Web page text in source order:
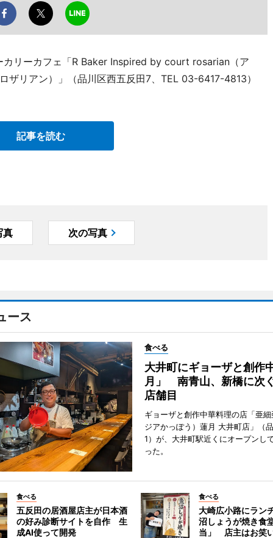
カリーカフェ「R Baker Inspired by court rosarian（ア
ザリアン）」（品川区西五反田7、TEL 03-6417-4813）
記事を読む
真 次の写真
ース
食べる
大井町にギョーザと創作
月」 南青山、新橋に次
店舗目
ギョーザと創作中華料理の店「亜
ジアかっぽう）蓮月 大井町店」（
1）が、大井町駅近くにオープンし
った。
食べる
五反田の居酒屋店主が日本酒
の好み診断サイトを自作 生
成AI使って開発
食べる
大崎広小路にラン
沼しょうが焼き食
当」 店主はお笑